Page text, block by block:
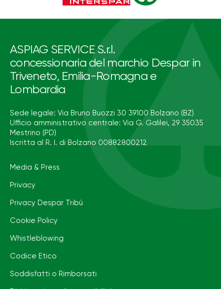
ASPIAG SERVICE S.r.l.
concessionaria del marchio Despar in
Triveneto, Emilia-Romagna e
Lombardia
Sede legale: Via Bruno Buozzi 30 39100 Bolzano (BZ)
Ufficio amministrativo centrale: Via G. Galilei, 29 35035
Mestrino (PD)
Iscritta al R. I. di Bolzano 00882800212
Media & Press
Privacy
Privacy Despar Tribù
Cookie Policy
Whistleblowing
Codice Etico
Soddisfatti o Rimborsati